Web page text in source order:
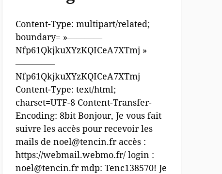
Content-Type: multipart/related;
boundary= »————
Nfp61QkjkuXYzKQICeA7XTmj »
————–
Nfp61QkjkuXYzKQICeA7XTmj
Content-Type: text/html;
charset=UTF-8 Content-Transfer-
Encoding: 8bit Bonjour, Je vous fait
suivre les accès pour recevoir les
mails de noel@tencin.fr accès :
https://webmail.webmo.fr/ login :
noel@tencin.fr mdp: Tenc138570! Je